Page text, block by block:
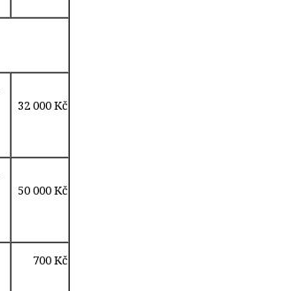
32 000 Kč
50 000 Kč
700 Kč